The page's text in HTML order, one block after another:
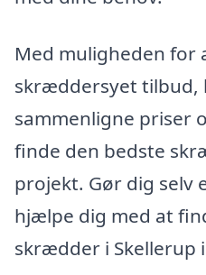
Med muligheden for
skræddersyet tilbud,
sammenligne priser
finde den bedste
projekt. Gør dig selv
hjælpe dig med at
skrædder i Skellerup